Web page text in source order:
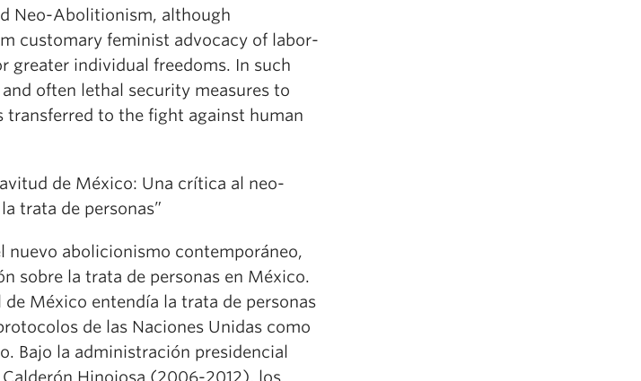
Neo-Abolitionism, although
customary feminist advocacy of labor-
greater individual freedoms. In such
often lethal security measures to
transferred to the fight against human
de México: Una crítica al neo-
trata de personas”
nuevo abolicionismo contemporáneo,
sobre la trata de personas en México.
de México entendía la trata de personas
de las Naciones Unidas como
Bajo la administración presidencial
Hinojosa (2006-2012), los